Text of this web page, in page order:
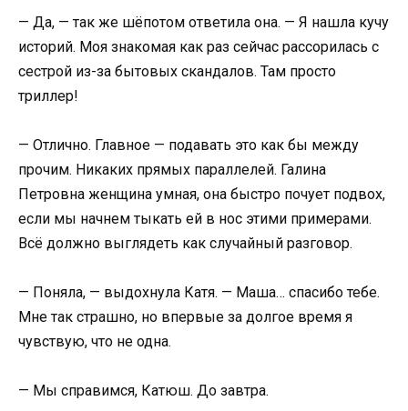
— Да, — так же шёпотом ответила она. — Я нашла кучу
историй. Моя знакомая как раз сейчас рассорилась с
сестрой из-за бытовых скандалов. Там просто
триллер!
— Отлично. Главное — подавать это как бы между
прочим. Никаких прямых параллелей. Галина
Петровна женщина умная, она быстро почует подвох,
если мы начнем тыкать ей в нос этими примерами.
Всё должно выглядеть как случайный разговор.
— Поняла, — выдохнула Катя. — Маша… спасибо тебе.
Мне так страшно, но впервые за долгое время я
чувствую, что не одна.
— Мы справимся, Катюш. До завтра.